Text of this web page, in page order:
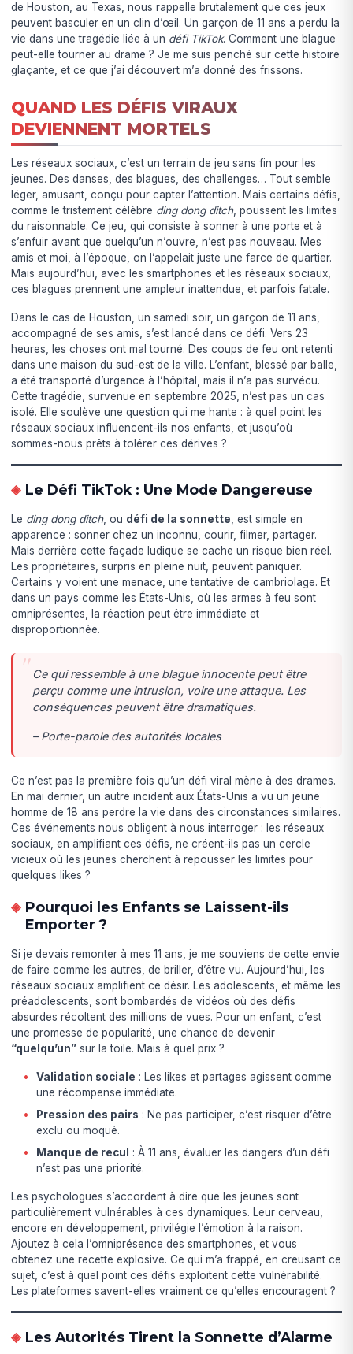
de Houston, au Texas, nous rappelle brutalement que ces jeux
peuvent basculer en un clin d’œil. Un garçon de 11 ans a perdu la
vie dans une tragédie liée à un défi TikTok. Comment une blague
peut-elle tourner au drame ? Je me suis penché sur cette histoire
glaçante, et ce que j’ai découvert m’a donné des frissons.
QUAND LES DÉFIS VIRAUX
DEVIENNENT MORTELS
Les réseaux sociaux, c’est un terrain de jeu sans fin pour les
jeunes. Des danses, des blagues, des challenges… Tout semble
léger, amusant, conçu pour capter l’attention. Mais certains défis,
comme le tristement célèbre ding dong ditch, poussent les limites
du raisonnable. Ce jeu, qui consiste à sonner à une porte et à
s’enfuir avant que quelqu’un n’ouvre, n’est pas nouveau. Mes
amis et moi, à l’époque, on l’appelait juste une farce de quartier.
Mais aujourd’hui, avec les smartphones et les réseaux sociaux,
ces blagues prennent une ampleur inattendue, et parfois fatale.
Dans le cas de Houston, un samedi soir, un garçon de 11 ans,
accompagné de ses amis, s’est lancé dans ce défi. Vers 23
heures, les choses ont mal tourné. Des coups de feu ont retenti
dans une maison du sud-est de la ville. L’enfant, blessé par balle,
a été transporté d’urgence à l’hôpital, mais il n’a pas survécu.
Cette tragédie, survenue en septembre 2025, n’est pas un cas
isolé. Elle soulève une question qui me hante : à quel point les
réseaux sociaux influencent-ils nos enfants, et jusqu’où
sommes-nous prêts à tolérer ces dérives ?
Le Défi TikTok : Une Mode Dangereuse
Le ding dong ditch, ou défi de la sonnette , est simple en
apparence : sonner chez un inconnu, courir, filmer, partager.
Mais derrière cette façade ludique se cache un risque bien réel.
Les propriétaires, surpris en pleine nuit, peuvent paniquer.
Certains y voient une menace, une tentative de cambriolage. Et
dans un pays comme les États-Unis, où les armes à feu sont
omniprésentes, la réaction peut être immédiate et
disproportionnée.
Ce qui ressemble à une blague innocente peut être
perçu comme une intrusion, voire une attaque. Les
conséquences peuvent être dramatiques.
– Porte-parole des autorités locales
Ce n’est pas la première fois qu’un défi viral mène à des drames.
En mai dernier, un autre incident aux États-Unis a vu un jeune
homme de 18 ans perdre la vie dans des circonstances similaires.
Ces événements nous obligent à nous interroger : les réseaux
sociaux, en amplifiant ces défis, ne créent-ils pas un cercle
vicieux où les jeunes cherchent à repousser les limites pour
quelques likes ?
Pourquoi les Enfants se Laissent-ils
Emporter ?
Si je devais remonter à mes 11 ans, je me souviens de cette envie
de faire comme les autres, de briller, d’être vu. Aujourd’hui, les
réseaux sociaux amplifient ce désir. Les adolescents, et même les
préadolescents, sont bombardés de vidéos où des défis
absurdes récoltent des millions de vues. Pour un enfant, c’est
une promesse de popularité, une chance de devenir
“quelqu’un” sur la toile. Mais à quel prix ?
Validation sociale : Les likes et partages agissent comme
une récompense immédiate.
Pression des pairs : Ne pas participer, c’est risquer d’être
exclu ou moqué.
Manque de recul : À 11 ans, évaluer les dangers d’un défi
n’est pas une priorité.
Les psychologues s’accordent à dire que les jeunes sont
particulièrement vulnérables à ces dynamiques. Leur cerveau,
encore en développement, privilégie l’émotion à la raison.
Ajoutez à cela l’omniprésence des smartphones, et vous
obtenez une recette explosive. Ce qui m’a frappé, en creusant ce
sujet, c’est à quel point ces défis exploitent cette vulnérabilité.
Les plateformes savent-elles vraiment ce qu’elles encouragent ?
Les Autorités Tirent la Sonnette d’Alarme